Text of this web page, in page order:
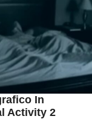
In
Activity 2